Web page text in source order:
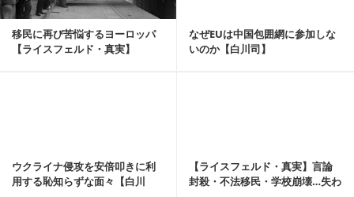
移民に再び苦悩するヨーロッパ
【ライスフェルド・真実】
なぜEUは中国包囲網に参加しな
いのか【白川司】
ウクライナ侵攻を安倍叩きに利
用する恥知らずな面々【白川
【ライスフェルド・真実】言論
封殺・不法移民・学校崩壊…失わ